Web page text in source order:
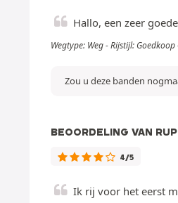
Hallo, een zeer
Wegtype: Weg - Rijstijl:
Zou u deze banden
BEOORDELING VAN
4/5
Ik rij voor het eerst